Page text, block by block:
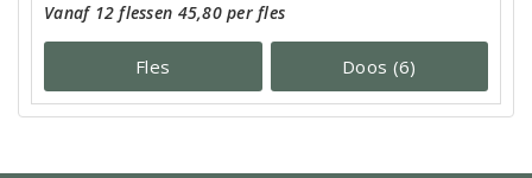
Vanaf 12 flessen 45,80 per fles
Fles Doos (6)